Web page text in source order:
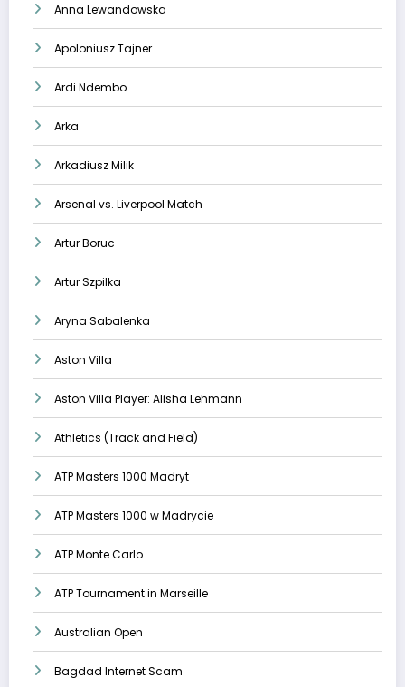
Anna Lewandowska
Apoloniusz Tajner
Ardi Ndembo
Arka
Arkadiusz Milik
Arsenal vs. Liverpool Match
Artur Boruc
Artur Szpilka
Aryna Sabalenka
Aston Villa
Aston Villa Player: Alisha Lehmann
Athletics (Track and Field)
ATP Masters 1000 Madryt
ATP Masters 1000 w Madrycie
ATP Monte Carlo
ATP Tournament in Marseille
Australian Open
Bagdad Internet Scam